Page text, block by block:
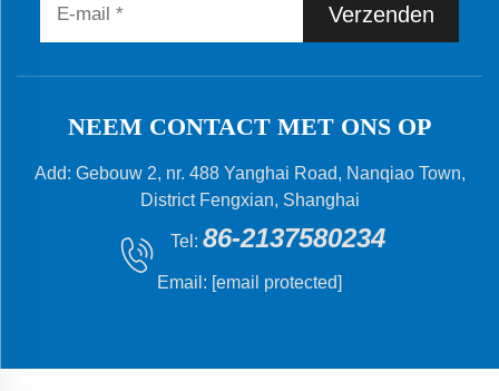
Verzenden
NEEM CONTACT MET ONS OP
Add: Gebouw 2, nr. 488 Yanghai Road, Nanqiao Town,
District Fengxian, Shanghai
Tel: 86-2137580234
Email: [email protected]